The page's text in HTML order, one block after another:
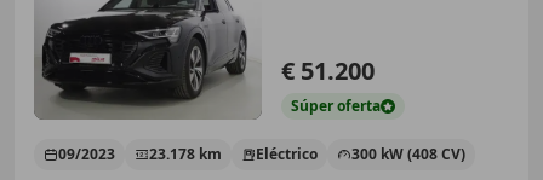
€ 51.200
Súperoferta
09/2023 23.178 km Eléctrico
300 kW (408 CV)